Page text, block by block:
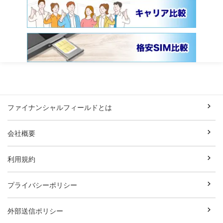
ファイナンシャルフィールドとは
会社概要
利用規約
プライバシーポリシー
外部送信ポリシー